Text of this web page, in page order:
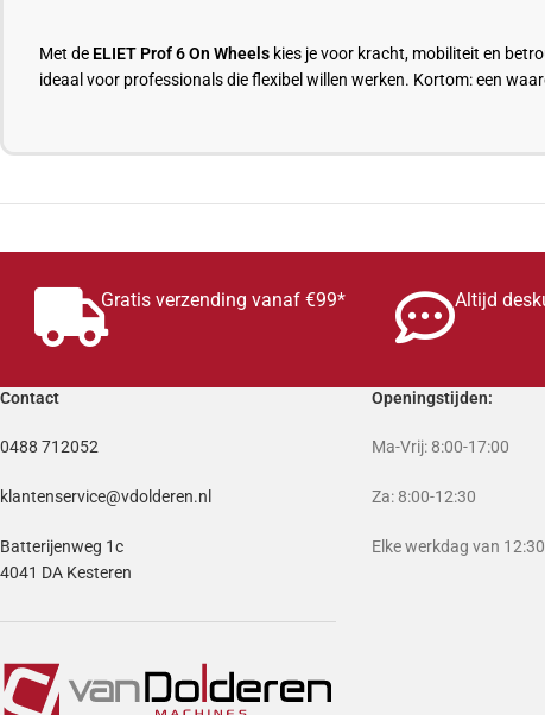
Met de ELIET Prof 6 On Wheels kies je voor kracht, mobiliteit en
ideaal voor professionals die flexibel willen werken. Kortom: een
Gratis verzending vanaf €99* Altijd
Contact
0488 712052
klantenservice@vdolderen.nl
Batterijenweg 1c
4041 DA Kesteren
Openingstijden:
Ma-Vrij: 8:00-17:00
Za: 8:00-12:30
Elke werkdag van